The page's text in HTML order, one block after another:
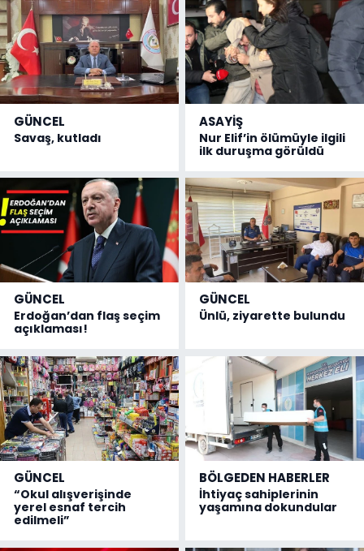
GÜNCEL
Savaş, kutladı
ASAYİŞ
Nur Elif’in ölümüyle ilgili
ilk duruşma görüldü
GÜNCEL
Erdoğan’dan flaş seçim
açıklaması!
GÜNCEL
Ünlü, ziyarette bulundu
GÜNCEL
“Okul alışverişinde
yerel esnaf tercih
edilmeli”
BÖLGEDEN HABERLER
İhtiyaç sahiplerinin
yaşamına dokundular